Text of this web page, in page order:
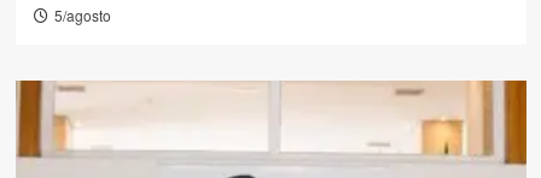
5/agosto